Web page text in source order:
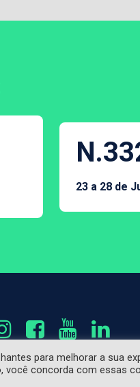
23 a 28 de
opinião do Fonte
para melhorar a sua
você concorda com essas